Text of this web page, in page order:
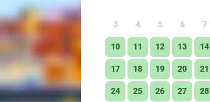
3 4 5 6 7
10 11 12 13 14
17 18 19 20 21
24 25 26 27 28